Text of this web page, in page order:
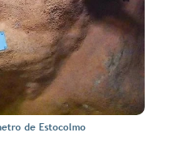
de Estocolmo